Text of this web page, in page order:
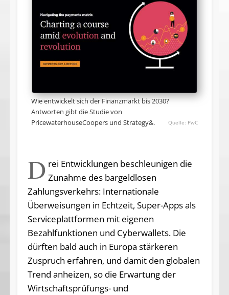
Wie entwickelt sich der Finanzmarkt bis 2030?
Antworten gibt die Studie von
PricewaterhouseCoopers und Strategy&.
PwC
D rei Entwicklungen beschleunigen die
Zunahme des bargeldlosen
Zahlungsverkehrs: Internationale
Überweisungen in Echtzeit, Super-Apps als
Serviceplattformen mit eigenen
Bezahlfunktionen und Cyberwallets. Die
dürften bald auch in Europa stärkeren
Zuspruch erfahren, und damit den globalen
Trend anheizen, so die Erwartung der
Wirtschaftsprüfungs- und